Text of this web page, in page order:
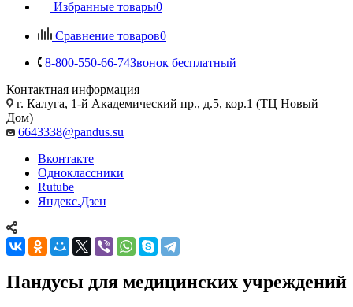
Избранные товары0
Сравнение товаров0
8-800-550-66-74Звонок бесплатный
Контактная информация
г. Калуга, 1-й Академический пр., д.5, кор.1 (ТЦ Новый
Дом)
6643338@pandus.su
Вконтакте
Одноклассники
Rutube
Яндекс.Дзен
Пандусы для медицинских учреждений